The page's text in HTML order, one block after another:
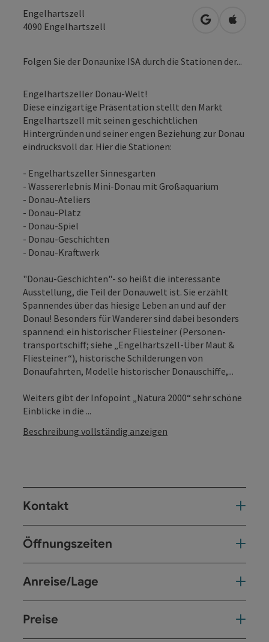
Engelhartszell
4090 Engelhartszell in Google
in
Folgen Sie der Donaunixe ISA durch die Stationen der...
Engelhartszeller Donau-Welt!
Diese einzigartige Präsentation stellt den Markt
Engelhartszell mit seinen geschichtlichen
Hintergründen und seiner engen Beziehung zur Donau
eindrucksvoll dar. Hier die Stationen:
- Engelhartszeller Sinnesgarten
- Wassererlebnis Mini-Donau mit Großaquarium
- Donau-Ateliers
- Donau-Platz
- Donau-Spiel
- Donau-Geschichten
- Donau-Kraftwerk
"Donau-Geschichten"- so heißt die interessante
Ausstellung, die Teil der Donauwelt ist. Sie erzählt
Spannendes über das hiesige Leben an und auf der
Donau! Besonders für Wanderer sind dabei besonders
spannend: ein historischer Fliesteiner (Personen­
transportschiff; siehe „Engelhartszell-Über Maut &
Fliesteiner“), historische Schilderungen von
Donaufahrten, Modelle historischer Donauschiffe,...
Weiters gibt der Infopoint „Natura 2000“ sehr schöne
Einblicke in die ...
Beschreibung vollständig anzeigen
Kontakt
Öffnungszeiten
Anreise/Lage
Preise